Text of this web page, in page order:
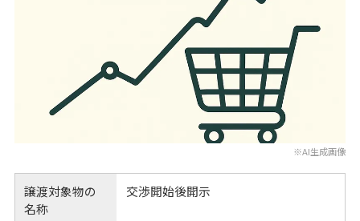
※AI生成画像
譲渡対象物の
名称
交渉開始後開示